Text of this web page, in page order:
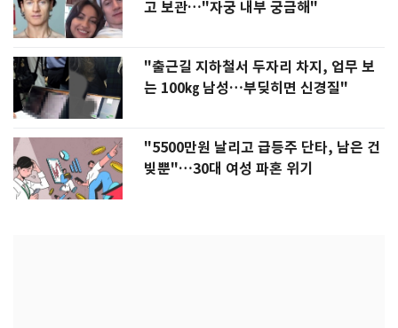
고 보관…"자궁 내부 궁금해"
"출근길 지하철서 두자리 차지, 업무 보
는 100㎏ 남성…부딪히면 신경질"
"5500만원 날리고 급등주 단타, 남은 건
빚뿐"…30대 여성 파혼 위기